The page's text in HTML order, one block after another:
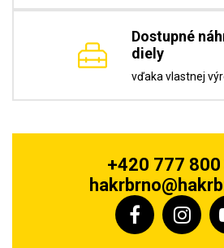
Dostupné
diely
vďaka vlastnej
+420 777